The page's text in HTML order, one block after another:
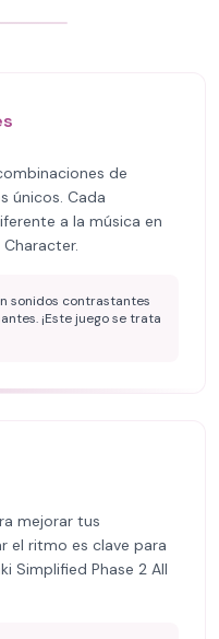
de
únicos. Cada
a la música en
sonidos contrastantes
¡Este juego se trata
mejorar tus
el ritmo es clave para
Simplified Phase 2 All